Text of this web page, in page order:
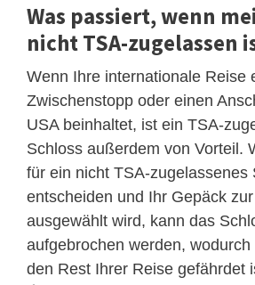
Was passiert, wenn
nicht TSA-zugelassen
Wenn Ihre internationale Reise
Zwischenstopp oder einen
USA beinhaltet, ist ein TSA-
Schloss außerdem von Vorteil.
für ein nicht TSA-zugelassenes
entscheiden und Ihr Gepäck
ausgewählt wird, kann das
aufgebrochen werden,
den Rest Ihrer Reise gefährdet